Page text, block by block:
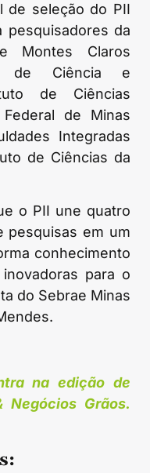
de seleção do PII
pesquisadores da
Montes Claros
de Ciência e
de Ciências
de Minas
Integradas
de Ciências da
o PII une quatro
pesquisas em um
conhecimento
para o
do Sebrae Minas
na edição de
Negócios Grãos.